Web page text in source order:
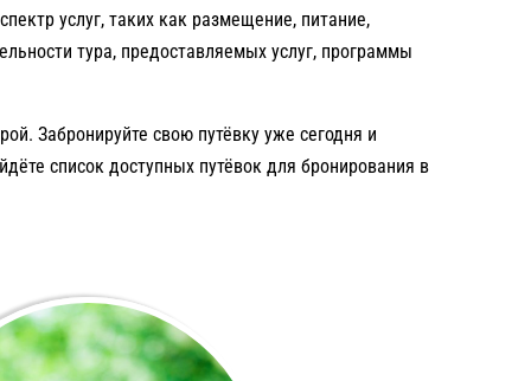
услуг, таких как размещение, питание,
тура, предоставляемых услуг, программы
Забронируйте свою путёвку уже сегодня и
список доступных путёвок для бронирования в